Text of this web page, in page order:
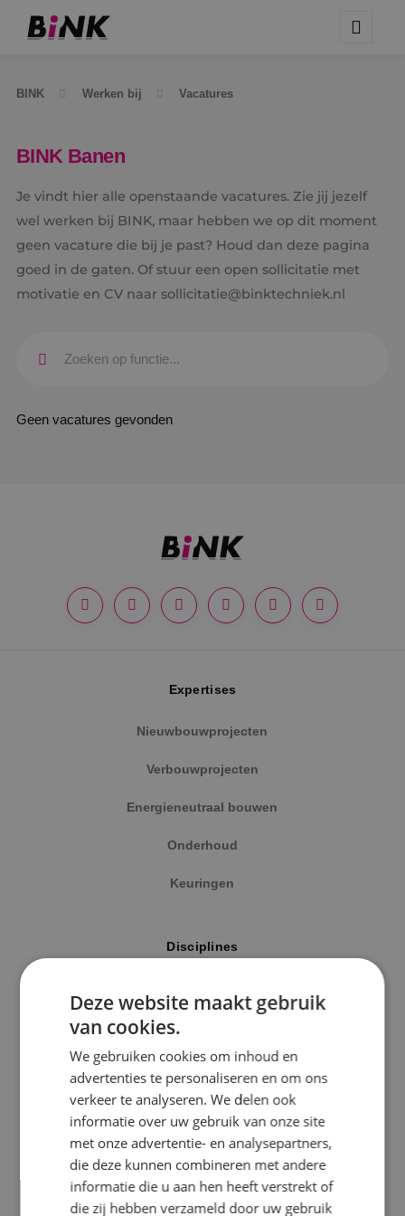
BINK Werken bij Vacatures
Kaatsheuvel
Sprundel
Specialisme
Beveiligingstechniek
Elektrotechniek
Energietechniek
BINK Banen
Je vindt hier alle openstaande vacatures. Zie jij jezelf
wel werken bij BINK, maar hebben we op dit moment
geen vacature die bij je past? Houd dan deze pagina
goed in de gaten. Of stuur een open sollicitatie met
motivatie en CV naar sollicitatie@binktechniek.nl
Geen vacatures gevonden
Expertises
Nieuwbouwprojecten
Verbouwprojecten
Energieneutraal bouwen
Onderhoud
Keuringen
Disciplines
Werktuigbouwkunde
Energietechniek
Beveiligingstechniek
Uitgelicht
Klimaatinstallaties
Deze website maakt gebruik
van cookies.
We gebruiken cookies om inhoud en
advertenties te personaliseren en om ons
verkeer te analyseren. We delen ook
informatie over uw gebruik van onze site
met onze advertentie- en analysepartners,
die deze kunnen combineren met andere
informatie die u aan hen heeft verstrekt of
die zij hebben verzameld door uw gebruik